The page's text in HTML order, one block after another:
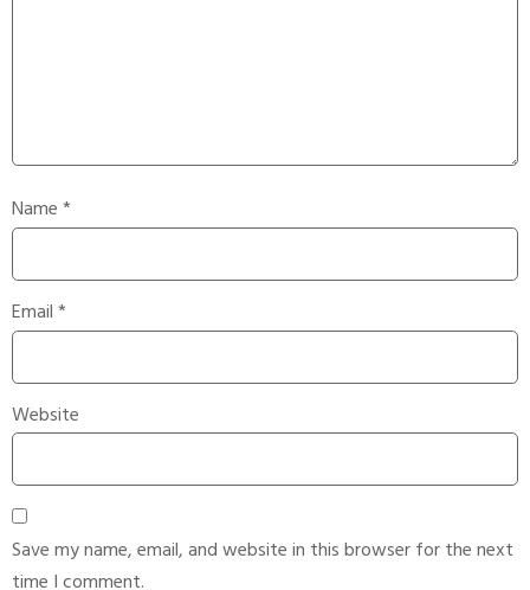
Name*
Email*
Website
Save my name, email, and website in this browser for the next
time I comment.